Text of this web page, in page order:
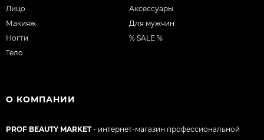
Лицо
Макияж
Ногти
Тело
Аксессуары
Для мужчин
% SALE %
О КОМПАНИИ
PROF BEAUTY MARKET- интернет-магазин профессиональной